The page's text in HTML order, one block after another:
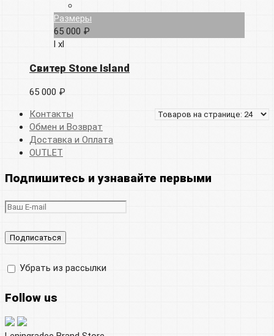
Размеры
65 000 ₽
l xl
Свитер Stone Island
65 000 ₽
Контакты
Обмен и Возврат
Доставка и Оплата
OUTLET
Подпишитесь и узнавайте первыми
Убрать из рассылки
Follow us